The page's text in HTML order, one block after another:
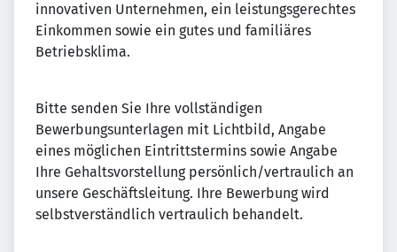
innovativen Unternehmen, ein leistungsgerechtes
Einkommen sowie ein gutes und familiäres
Betriebsklima.
Bitte senden Sie Ihre vollständigen
Bewerbungsunterlagen mit Lichtbild, Angabe
eines möglichen Eintrittstermins sowie Angabe
Ihre Gehaltsvorstellung persönlich/vertraulich an
unsere Geschäftsleitung. Ihre Bewerbung wird
selbstverständlich vertraulich behandelt.